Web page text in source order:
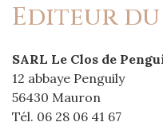
Editeur
SARL Le Clos de
12 abbaye Penguily
56430 Mauron
Tél. 06 28 06 41 67